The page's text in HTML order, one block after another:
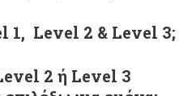
1, Level 2 & Level 3;
2 ή Level 3